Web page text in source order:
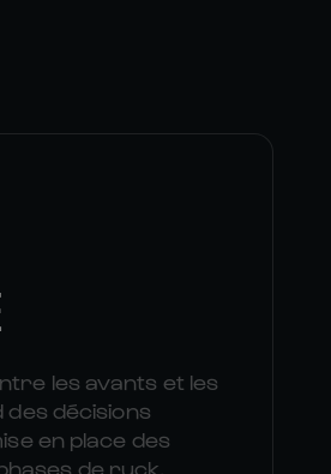
les avants et les
décisions
en place des
de ruck.